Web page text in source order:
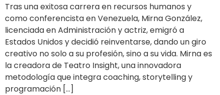
Tras una exitosa carrera en recursos humanos y
como conferencista en Venezuela, Mirna González,
licenciada en Administración y actriz, emigró a
Estados Unidos y decidió reinventarse, dando un giro
creativo no solo a su profesión, sino a su vida. Mirna es
la creadora de Teatro Insight, una innovadora
metodología que integra coaching, storytelling y
programación […]